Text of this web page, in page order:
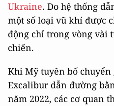
Ukraine. Do hệ thống
một số loại vũ khí được
động chỉ trong vòng vài
chiến.
Khi Mỹ tuyên bố chuyển
Excalibur dẫn đường
năm 2022, các cơ quan